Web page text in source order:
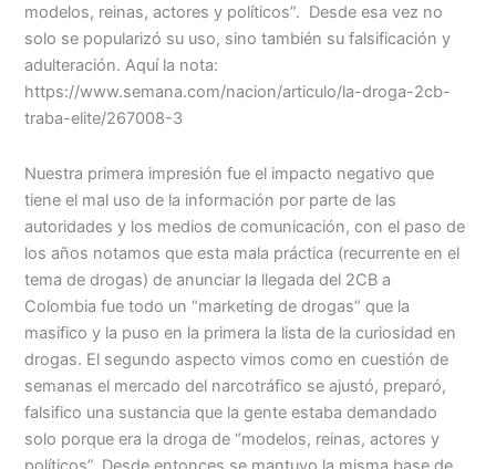
modelos, reinas, actores y políticos”. Desde esa vez no
solo se popularizó su uso, sino también su falsificación y
adulteración. Aquí la nota:
https://www.semana.com/nacion/articulo/la-droga-2cb-
traba-elite/267008-3
Nuestra primera impresión fue el impacto negativo que
tiene el mal uso de la información por parte de las
autoridades y los medios de comunicación, con el paso de
los años notamos que esta mala práctica (recurrente en el
tema de drogas) de anunciar la llegada del 2CB a
Colombia fue todo un “marketing de drogas” que la
masifico y la puso en la primera la lista de la curiosidad en
drogas. El segundo aspecto vimos como en cuestión de
semanas el mercado del narcotráfico se ajustó, preparó,
falsifico una sustancia que la gente estaba demandado
solo porque era la droga de “modelos, reinas, actores y